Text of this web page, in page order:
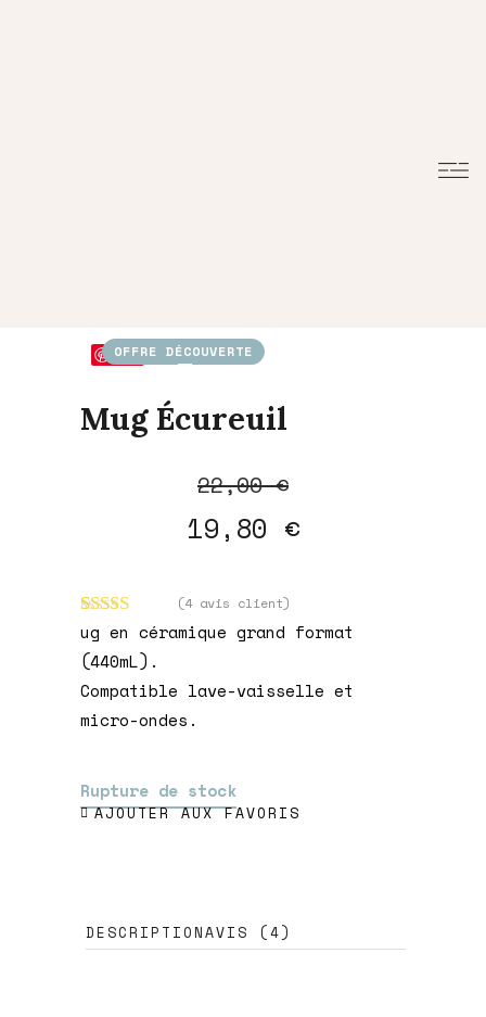
OFFRE DÉCOUVERTE
Save
Mug Écureuil
22,00€
Le
prix
initial
22,00 €.
19,80 €
Le
prix
actuel
19,80 €.
Noté5.00
sur 5 basé
sur
4
notations
client
(4avis client)
ug en céramique grand format
(440mL).
Compatible lave-vaisselle et
micro-ondes.
Rupture de stock
AJOUTER AUX FAVORIS
DESCRIPTIONAVIS (4)